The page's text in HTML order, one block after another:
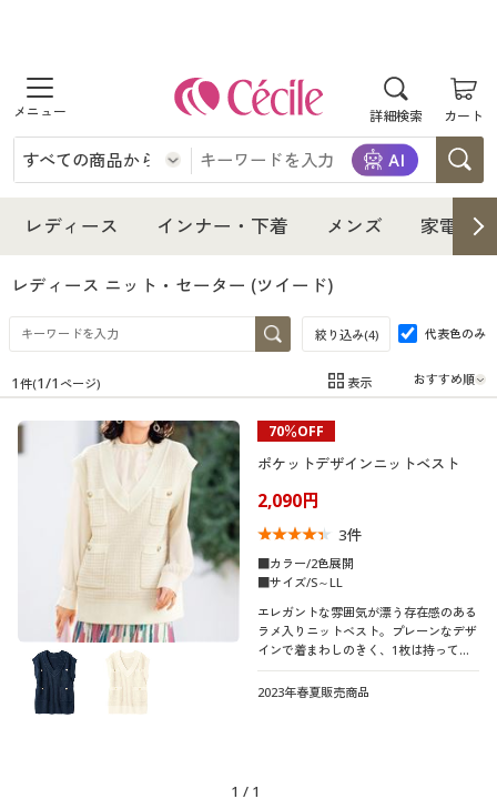
詳細検索 カート
商品を探す
レディース
レディースファッション
女性下着
インナー・下着
インナー・下着通販すべて
女性下着
メンズ下着
ジュニア・ティーンズ下着
メンズ
メンズ通販すべて
メンズファッション
メンズ下着
家電・雑貨
家電・雑貨すべて
キッチン・雑貨・日用品
寝具・インテリア・家具
寝具・インテリア・家具通販すべて
家具・収納
寝具・ベッド
カーテン・ラグ・ファブリック
美容・健康
美容・健康通販すべて
美容・健康・サプリメント
制服・スクール
制服・スクールすべて
制服・学生服
ジュニア・ティーンズ下着
大きいサイズ
大きいサイズ通販すべて
大きいサイズ レディース服
バーゲン
バーゲンセール
詳細検索
レディース インナー・下着 メンズ 家電・
レディース ニット・セーター (ツイード)
絞り込み(4) 代表色のみ
在庫 在庫のある商品のみ表示
口コミ
(4〜4.9)
レディースサ
イズ
S
1 件(1/1 ページ) 表示
70％OFF
ポケットデザインニットベスト
2,090円
3件
■カラー/2色展開
■サイズ/S～LL
エレガントな雰囲気が漂う存在感のある
ラメ入りニットベスト。プレーンなデザ
インで着まわしのきく、1枚は持ってい
たいマストアイテム!
2023年春夏販売商品
1 / 1